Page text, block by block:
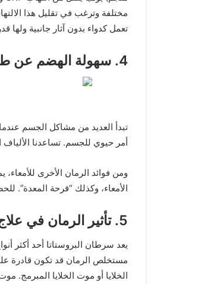
مختلفة وترغب في تقليل هذا
تعمل كدواء بدون آثار جانبية ولها
4. سهولة الهضم عن طريق تناول الرمان
تبدأ العديد من مشاكل الجسم
أمر حيوي للجسم. تساعدنا
ومن فوائد الرمان الأخرى
الأمعاء، وكذلك “قرحة المعدة”.
5. تأثير الرمان في علاج سرطان البروستاتا
يعد سرطان البروستاتا أحد أكثر
مستخلص الرمان قد تكون قادرة
الخلايا أو موت الخلايا المبرمج.